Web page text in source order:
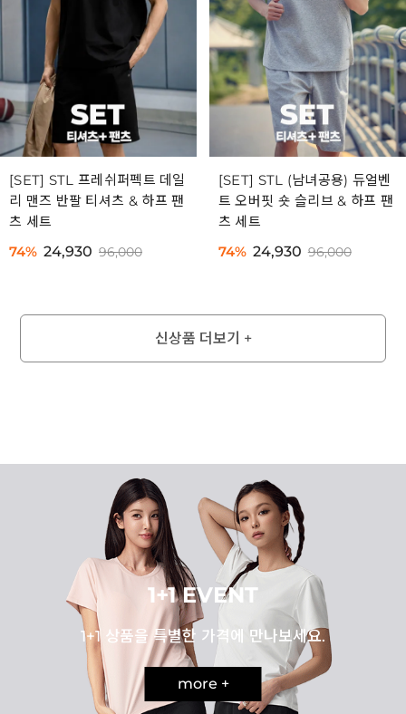
[SET] STL 프레쉬퍼펙트 데일
리 맨즈 반팔 티셔츠 & 하프 팬
츠 세트
74% 24,930 96,000
[SET] STL (남녀공용) 듀얼벤
트 오버핏 숏 슬리브 & 하프 팬
츠 세트
74% 24,930 96,000
신상품 더보기 +
1+1 EVENT
1+1 상품을 특별한 가격에 만나보세요.
more +